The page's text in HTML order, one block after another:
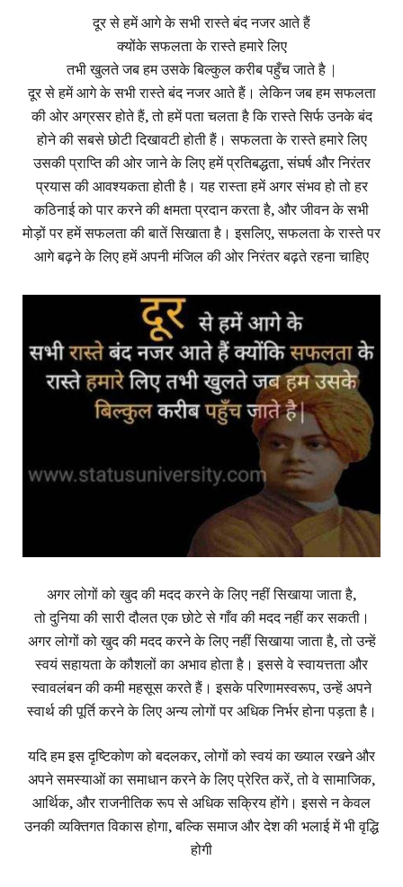
दूर से हमें आगे के सभी रास्ते बंद नजर आते हैं
क्योंके सफलता के रास्ते हमारे लिए
तभी खुलते जब हम उसके बिल्कुल करीब पहुँच जाते है |
दूर से हमें आगे के सभी रास्ते बंद नजर आते हैं। लेकिन जब हम सफलता
की ओर अग्रसर होते हैं, तो हमें पता चलता है कि रास्ते सिर्फ उनके बंद
होने की सबसे छोटी दिखावटी होती हैं। सफलता के रास्ते हमारे लिए
उसकी प्राप्ति की ओर जाने के लिए हमें प्रतिबद्धता, संघर्ष और निरंतर
प्रयास की आवश्यकता होती है। यह रास्ता हमें अगर संभव हो तो हर
कठिनाई को पार करने की क्षमता प्रदान करता है, और जीवन के सभी
मोड़ों पर हमें सफलता की बातें सिखाता है। इसलिए, सफलता के रास्ते पर
आगे बढ़ने के लिए हमें अपनी मंजिल की ओर निरंतर बढ़ते रहना चाहिए
अगर लोगों को खुद की मदद करने के लिए नहीं सिखाया जाता है,
तो दुनिया की सारी दौलत एक छोटे से गाँव की मदद नहीं कर सकती।
अगर लोगों को खुद की मदद करने के लिए नहीं सिखाया जाता है, तो उन्हें
स्वयं सहायता के कौशलों का अभाव होता है। इससे वे स्वायत्तता और
स्वावलंबन की कमी महसूस करते हैं। इसके परिणामस्वरूप, उन्हें अपने
स्वार्थ की पूर्ति करने के लिए अन्य लोगों पर अधिक निर्भर होना पड़ता है।
यदि हम इस दृष्टिकोण को बदलकर, लोगों को स्वयं का ख्याल रखने और
अपने समस्याओं का समाधान करने के लिए प्रेरित करें, तो वे सामाजिक,
आर्थिक, और राजनीतिक रूप से अधिक सक्रिय होंगे। इससे न केवल
उनकी व्यक्तिगत विकास होगा, बल्कि समाज और देश की भलाई में भी वृद्धि
होगी